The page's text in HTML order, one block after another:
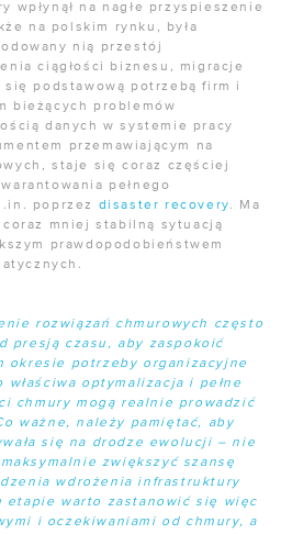
wpłynął na nagłe przyspieszenie
na polskim rynku, była
nią przestój
ciągłości biznesu, migracje
się podstawową potrzebą firm i
bieżących problemów
danych w systemie pracy
przemawiającym na
staje się coraz częściej
pełnego
poprzez disaster recovery. Ma
mniej stabilną sytuacją
prawdopodobieństwem
rozwiązań chmurowych często
presją czasu, aby zaspokoić
okresie potrzeby organizacyjne
optymalizacja i pełne
chmury mogą realnie prowadzić
ważne, należy pamiętać, aby
się na drodze ewolucji – nie
zwiększyć szansę
wdrożenia infrastruktury
etapie warto zastanowić się więc
i oczekiwaniami od chmury, a